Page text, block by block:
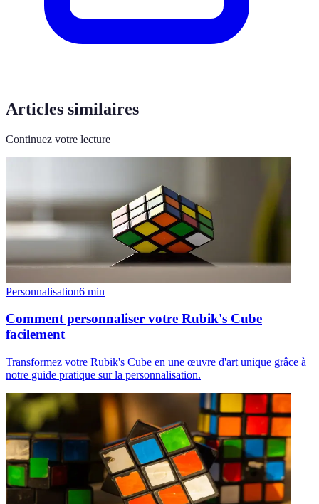
Articles similaires
Continuez votre lecture
Personnalisation6 min
Comment personnaliser votre Rubik's Cube
facilement
Transformez votre Rubik's Cube en une œuvre d'art unique grâce à
notre guide pratique sur la personnalisation.